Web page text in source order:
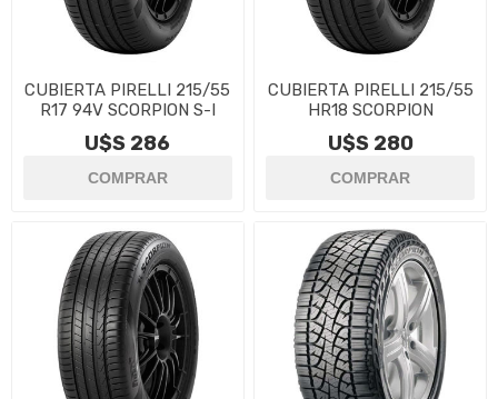
CUBIERTA PIRELLI 215/55
R17 94V SCORPION S-I
U$S 286
CUBIERTA PIRELLI 215/55
HR18 SCORPION
U$S 280